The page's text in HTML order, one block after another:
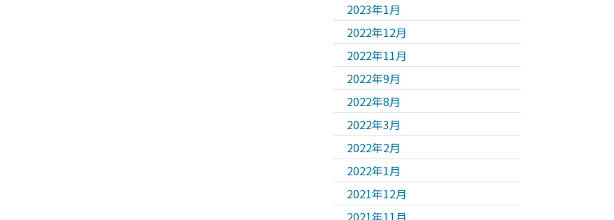
2023年1月
2022年12月
2022年11月
2022年9月
2022年8月
2022年3月
2022年2月
2022年1月
2021年12月
2021年11月